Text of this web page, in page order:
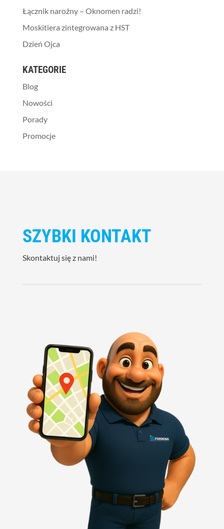
Łącznik narożny – Oknomen radzi!
Moskitiera zintegrowana z HST
Dzień Ojca
KATEGORIE
Blog
Nowości
Porady
Promocje
SZYBKI KONTAKT
Skontaktuj się z nami!